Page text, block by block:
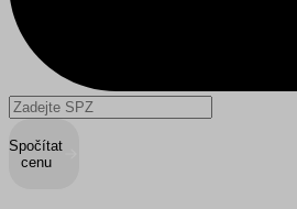
Spočítat
cenu